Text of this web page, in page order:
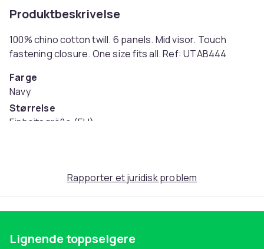
Produktbeskrivelse
100% chino cotton twill. 6 panels. Mid visor. Touch
fastening closure. One size fits all. Ref: UTAB444
Farge
Navy
Størrelse
Einheitsgröße (EU)
Produktsikkerhetsinformasjon
Rapporter et juridisk problem
Lignende toppselgere